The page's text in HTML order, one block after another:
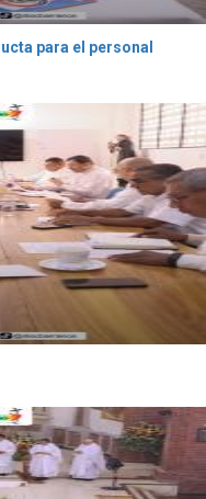
para el personal